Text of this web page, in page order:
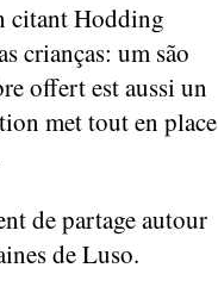
citant Hodding
crianças: um são
offert est aussi un
met tout en place
de partage autour
de Luso.